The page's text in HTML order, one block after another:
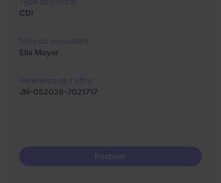
CDI
Elia Mayer
JN-052026-7021717
Postuler